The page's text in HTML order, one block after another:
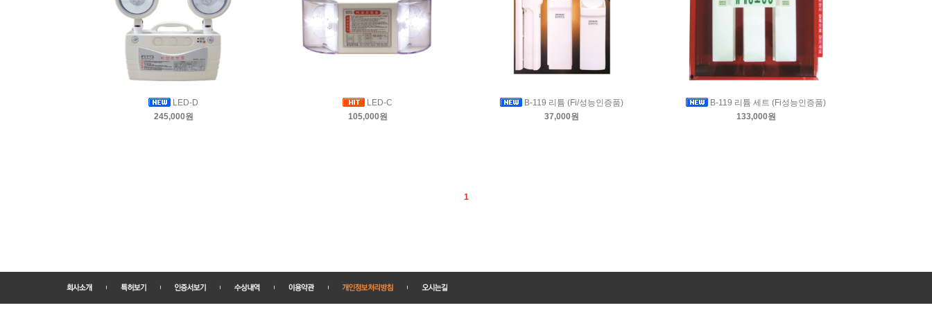
LED-D
245,000원
LED-C
105,000원
B-119 리튬 (Fi/성능인증품)
37,000원
B-119 리튬 세트 (Fi성능인증품)
133,000원
1